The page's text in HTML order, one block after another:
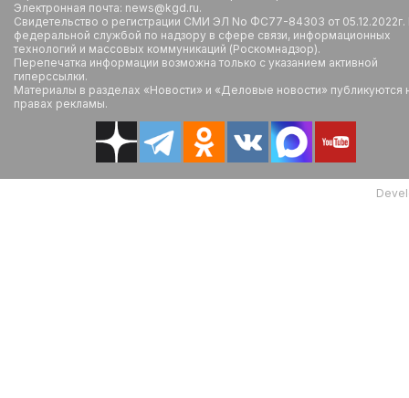
Электронная почта: news@kgd.ru.
Свидетельство о регистрации СМИ ЭЛ No ФС77-84303 от
федеральной службой по надзору в сфере связи, информационных
технологий и массовых коммуникаций (Роскомнадзор).
Перепечатка информации возможна только с указанием активной
гиперссылки.
Материалы в разделах «Новости» и «Деловые новости» публикуются
правах рекламы.